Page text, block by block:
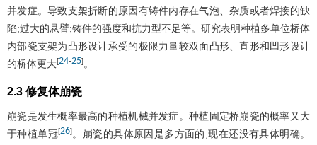
并发症。导致支架折断的原因有铸件内存在气泡、杂质或者焊接的缺
陷;过大的悬臂;铸件的强度和抗力型不足等。研究表明种植多单位桥体
内部瓷支架为凸形设计承受的极限力量较双面凸形、直形和凹形设计
的桥体更大[24-25]。
2.3 修复体崩瓷
崩瓷是发生概率最高的种植机械并发症。种植固定桥崩瓷的概率又大
于种植单冠[26]。崩瓷的具体原因是多方面的,现在还没有具体明确。